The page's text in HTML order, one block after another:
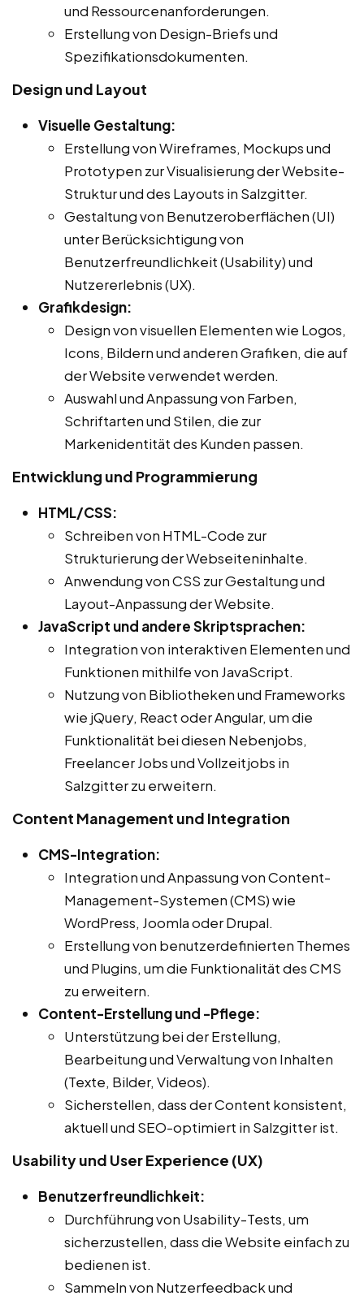
und Ressourcenanforderungen.
Erstellung von Design-Briefs und
Spezifikationsdokumenten.
Design und Layout
Visuelle Gestaltung:
Erstellung von Wireframes, Mockups und
Prototypen zur Visualisierung der Website-
Struktur und des Layouts in Salzgitter.
Gestaltung von Benutzeroberflächen (UI)
unter Berücksichtigung von
Benutzerfreundlichkeit (Usability) und
Nutzererlebnis (UX).
Grafikdesign:
Design von visuellen Elementen wie Logos,
Icons, Bildern und anderen Grafiken, die auf
der Website verwendet werden.
Auswahl und Anpassung von Farben,
Schriftarten und Stilen, die zur
Markenidentität des Kunden passen.
Entwicklung und Programmierung
HTML/CSS:
Schreiben von HTML-Code zur
Strukturierung der Webseiteninhalte.
Anwendung von CSS zur Gestaltung und
Layout-Anpassung der Website.
JavaScript und andere Skriptsprachen:
Integration von interaktiven Elementen und
Funktionen mithilfe von JavaScript.
Nutzung von Bibliotheken und Frameworks
wie jQuery, React oder Angular, um die
Funktionalität bei diesen Nebenjobs,
Freelancer Jobs und Vollzeitjobs in
Salzgitter zu erweitern.
Content Management und Integration
CMS-Integration:
Integration und Anpassung von Content-
Management-Systemen (CMS) wie
WordPress, Joomla oder Drupal.
Erstellung von benutzerdefinierten Themes
und Plugins, um die Funktionalität des CMS
zu erweitern.
Content-Erstellung und -Pflege:
Unterstützung bei der Erstellung,
Bearbeitung und Verwaltung von Inhalten
(Texte, Bilder, Videos).
Sicherstellen, dass der Content konsistent,
aktuell und SEO-optimiert in Salzgitter ist.
Usability und User Experience (UX)
Benutzerfreundlichkeit:
Durchführung von Usability-Tests, um
sicherzustellen, dass die Website einfach zu
bedienen ist.
Sammeln von Nutzerfeedback und